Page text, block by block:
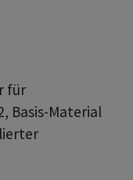
für
Basis-Material